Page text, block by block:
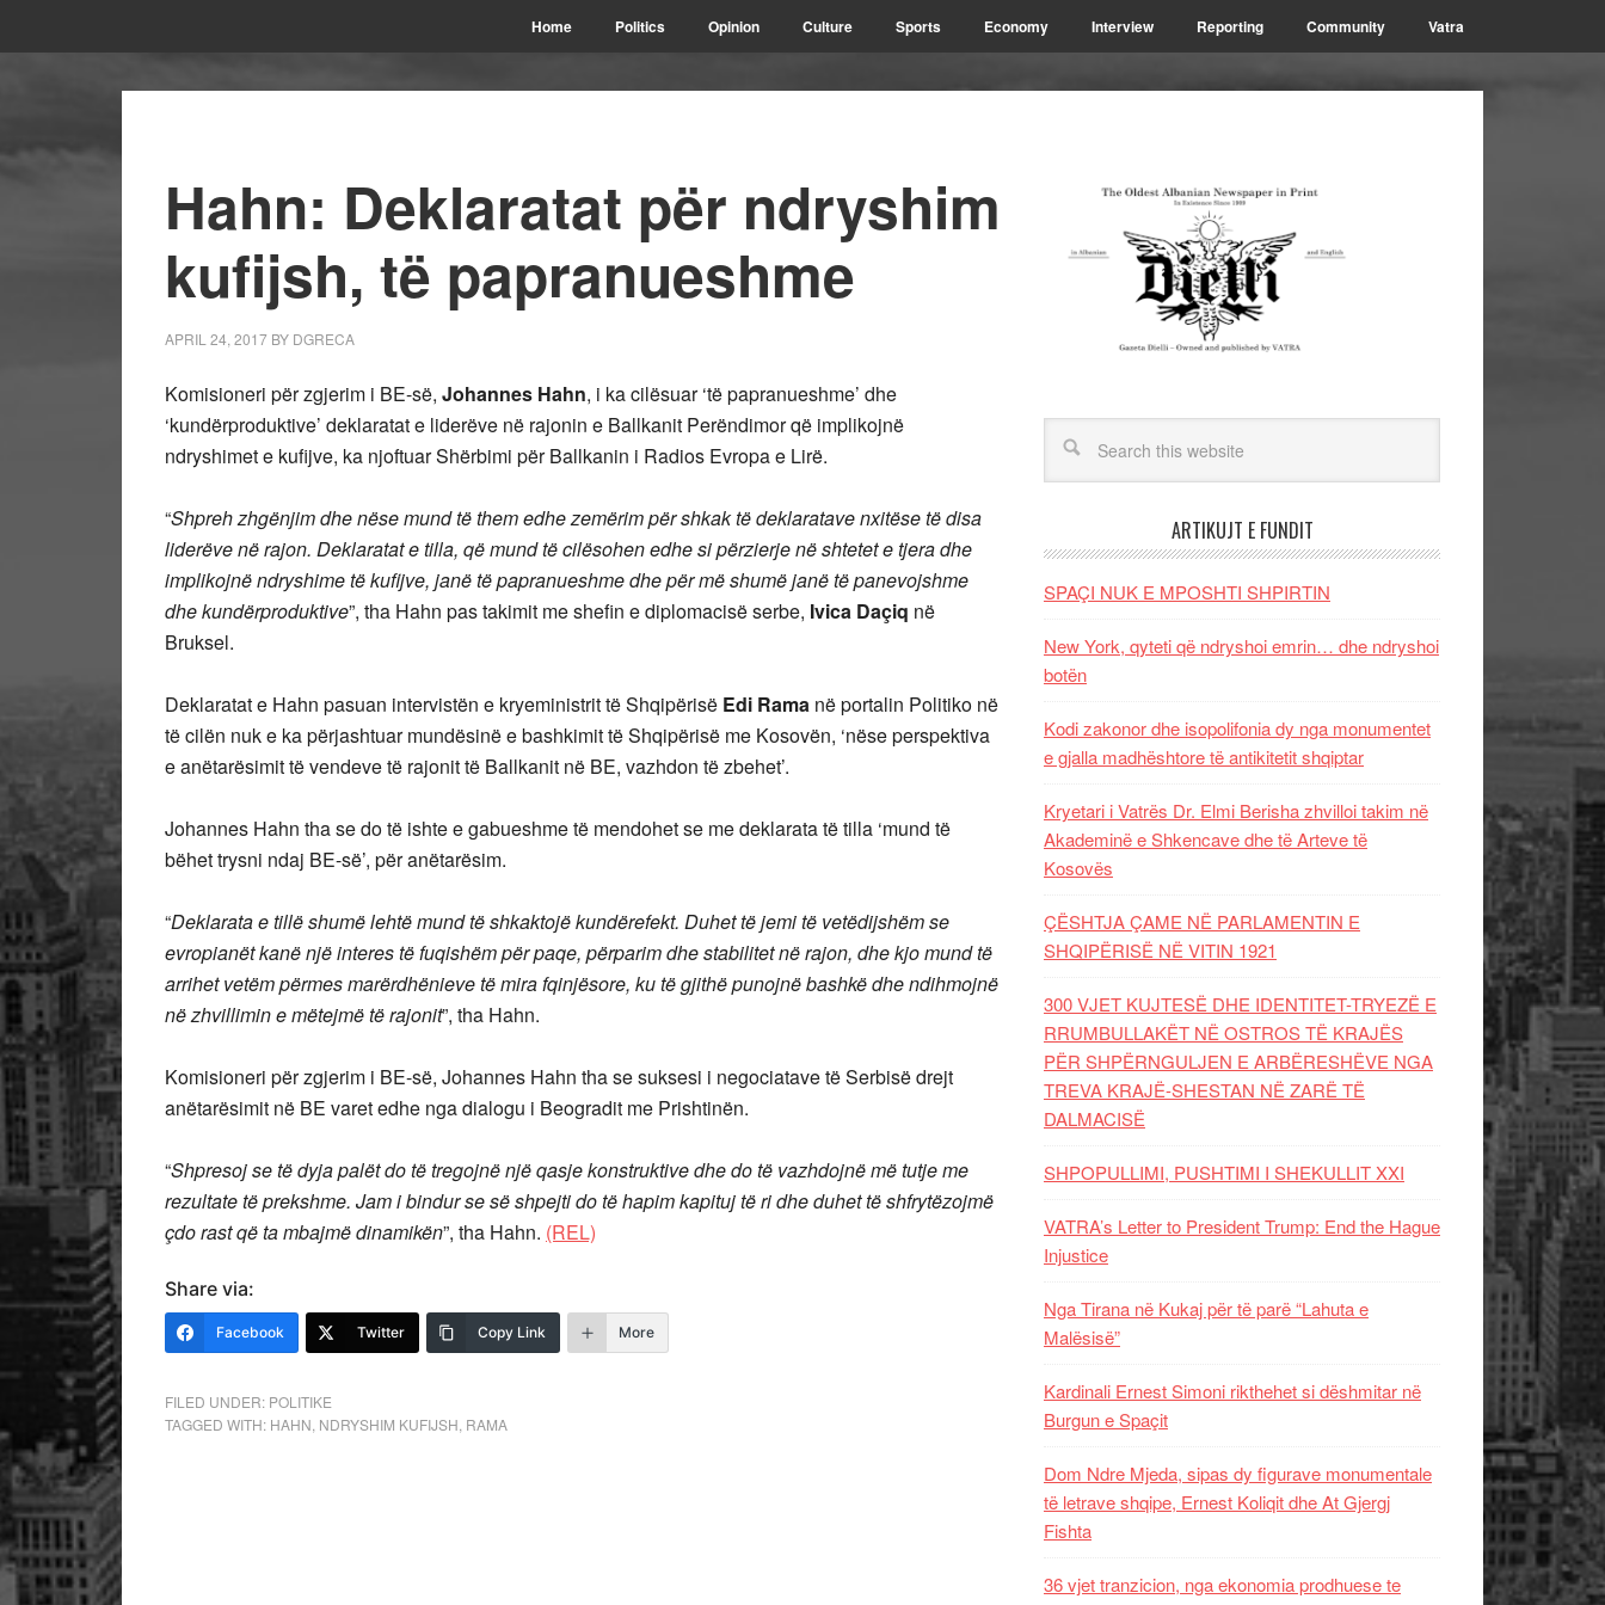
Home Politics Opinion Culture Sports Economy Interview Reporting Community Vatra
Hahn: Deklaratat për ndryshim
kufijsh, të papranueshme
APRIL 24, 2017 BY DGRECA
Komisioneri për zgjerim i BE-së, Johannes Hahn, i ka cilësuar ‘të papranueshme’ dhe
‘kundërproduktive’ deklaratat e liderëve në rajonin e Ballkanit Perëndimor që implikojnë
ndryshimet e kufijve, ka njoftuar Shërbimi për Ballkanin i Radios Evropa e Lirë.
“Shpreh zhgënjim dhe nëse mund të them edhe zemërim për shkak të deklaratave nxitëse të disa
liderëve në rajon. Deklaratat e tilla, që mund të cilësohen edhe si përzierje në shtetet e tjera dhe
implikojnë ndryshime të kufijve, janë të papranueshme dhe për më shumë janë të panevojshme
dhe kundërproduktive”, tha Hahn pas takimit me shefin e diplomacisë serbe, Ivica Daçiq në
Bruksel.
Deklaratat e Hahn pasuan intervistën e kryeministrit të Shqipërisë Edi Rama në portalin Politiko në
të cilën nuk e ka përjashtuar mundësinë e bashkimit të Shqipërisë me Kosovën, ‘nëse perspektiva
e anëtarësimit të vendeve të rajonit të Ballkanit në BE, vazhdon të zbehet’.
Johannes Hahn tha se do të ishte e gabueshme të mendohet se me deklarata të tilla ‘mund të
bëhet trysni ndaj BE-së’, për anëtarësim.
“Deklarata e tillë shumë lehtë mund të shkaktojë kundërefekt. Duhet të jemi të vetëdijshëm se
evropianët kanë një interes të fuqishëm për paqe, përparim dhe stabilitet në rajon, dhe kjo mund të
arrihet vetëm përmes marërdhënieve të mira fqinjësore, ku të gjithë punojnë bashkë dhe ndihmojnë
në zhvillimin e mëtejmë të rajonit”, tha Hahn.
Komisioneri për zgjerim i BE-së, Johannes Hahn tha se suksesi i negociatave të Serbisë drejt
anëtarësimit në BE varet edhe nga dialogu i Beogradit me Prishtinën.
“Shpresoj se të dyja palët do të tregojnë një qasje konstruktive dhe do të vazhdojnë më tutje me
rezultate të prekshme. Jam i bindur se së shpejti do të hapim kapituj të ri dhe duhet të shfrytëzojmë
çdo rast që ta mbajmë dinamikën”, tha Hahn. (REL)
Share via:
Facebook Twitter Copy Link More
FILED UNDER: POLITIKE
TAGGED WITH: HAHN NDRYSHIM KUFIJSH RAMA
ARTIKUJT E FUNDIT
SPAÇI NUK E MPOSHTI SHPIRTIN
New York, qyteti që ndryshoi emrin… dhe ndryshoi
botën
Kodi zakonor dhe isopolifonia dy nga monumentet
e gjalla madhështore të antikitetit shqiptar
Kryetari i Vatrës Dr. Elmi Berisha zhvilloi takim në
Akademinë e Shkencave dhe të Arteve të
Kosovës
ÇËSHTJA ÇAME NË PARLAMENTIN E
SHQIPËRISË NË VITIN 1921
300 VJET KUJTESË DHE IDENTITET-TRYEZË E
RRUMBULLAKËT NË OSTROS TË KRAJËS
PËR SHPËRNGULJEN E ARBËRESHËVE NGA
TREVA KRAJË-SHESTAN NË ZARË TË
DALMACISË
SHPOPULLIMI, PUSHTIMI I SHEKULLIT XXI
VATRA’s Letter to President Trump: End the Hague
Injustice
Nga Tirana në Kukaj për të parë “Lahuta e
Malësisë”
Kardinali Ernest Simoni rikthehet si dëshmitar në
Burgun e Spaçit
Dom Ndre Mjeda, sipas dy figurave monumentale
të letrave shqipe, Ernest Koliqit dhe At Gjergj
Fishta
36 vjet tranzicion, nga ekonomia prodhuese te